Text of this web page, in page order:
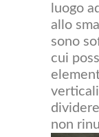
luogo
allo
sono
cui
non